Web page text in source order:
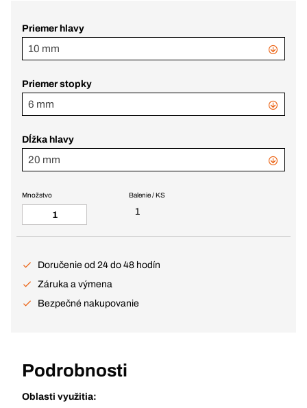
Priemer hlavy
10 mm
Priemer stopky
6 mm
Dĺžka hlavy
20 mm
Balenie / KS
1
Množstvo
Doručenie od 24 do 48 hodín
Záruka a výmena
Bezpečné nakupovanie
Podrobnosti
Oblasti využitia: